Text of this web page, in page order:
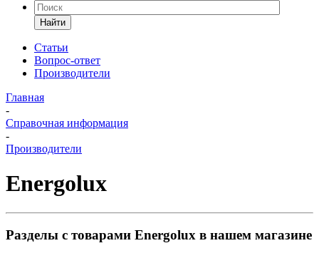
Найти
Статьи
Вопрос-ответ
Производители
Главная
-
Справочная информация
-
Производители
Energolux
Разделы с товарами Energolux в нашем магазине